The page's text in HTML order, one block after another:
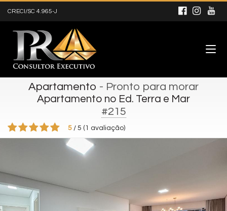
CRECI/SC 4.965-J
Apartamento - Pronto para morar
Apartamento no Ed. Terra e Mar
#215
5 / 5 ( 1 avaliação)